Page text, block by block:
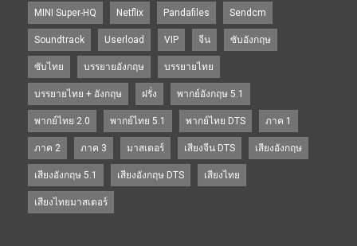
MINI Super-HQ Netflix Pandafiles Sendcm
Soundtrack Userload VIP จีน ซับอังกฤษ
ซับไทย บรรยายอังกฤษ บรรยายไทย
บรรยายไทย + อังกฤษ ฝรั่ง พากย์อังกฤษ 5.1
พากย์ไทย 2.0 พากย์ไทย 5.1 พากย์ไทย DTS ภาค 1
ภาค 2 ภาค 3 มาสเตอร์ เสียงจีน DTS เสียงอังกฤษ
เสียงอังกฤษ 5.1 เสียงอังกฤษ DTS เสียงไทย
เสียงไทยมาสเตอร์